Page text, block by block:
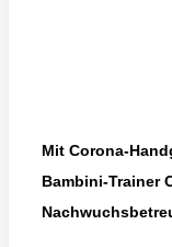
Mit Corona-
Bambini-Trainer